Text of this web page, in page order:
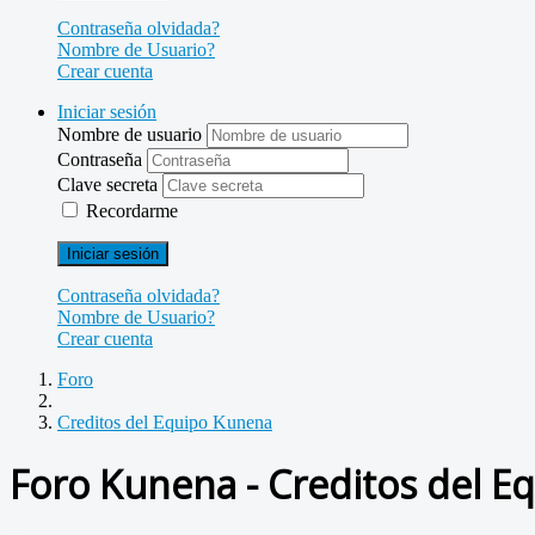
Contraseña olvidada?
Nombre de Usuario?
Crear cuenta
Iniciar sesión
Nombre de usuario
Contraseña
Clave secreta
Recordarme
Iniciar sesión
Contraseña olvidada?
Nombre de Usuario?
Crear cuenta
Foro
Creditos del Equipo Kunena
Foro Kunena - Creditos del